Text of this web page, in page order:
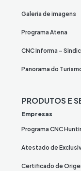
Galeria de imagens
Programa Atena
CNC Informa –
Panorama do
PRODUTOS E
Empresas
Programa CNC
Atestado de
Certificado de